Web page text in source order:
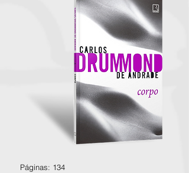
Páginas: 134